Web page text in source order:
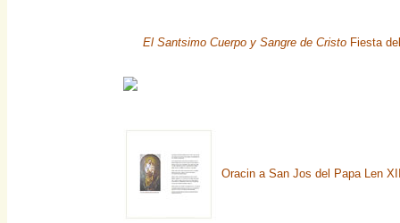
El Santsimo Cuerpo y Sangre de Cristo Fiesta
Oracin a San Jos del Papa Len